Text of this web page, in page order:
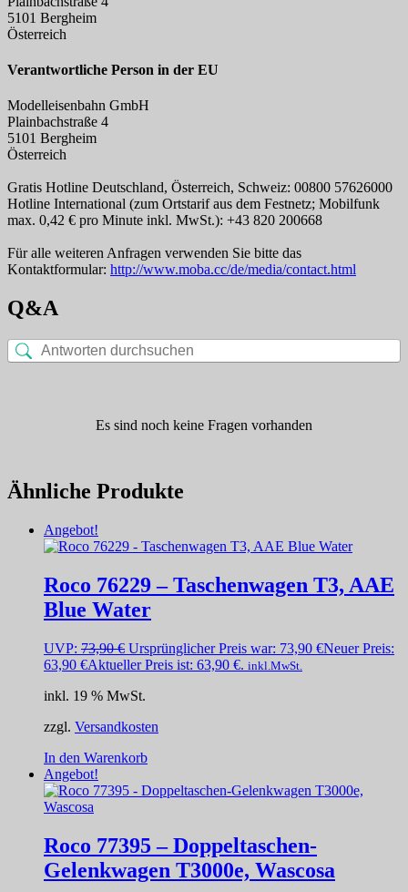
5101 Bergheim
Österreich
Verantwortliche Person in der EU
Modelleisenbahn GmbH
Plainbachstraße 4
5101 Bergheim
Österreich
Gratis Hotline Deutschland, Österreich, Schweiz: 00800 57626000
Hotline International (zum Ortstarif aus dem Festnetz; Mobilfunk
max. 0,42 € pro Minute inkl. MwSt.): +43 820 200668
Für alle weiteren Anfragen verwenden Sie bitte das
Kontaktformular: http://www.moba.cc/de/media/contact.html
Q&A
Es sind noch keine Fragen vorhanden
Ähnliche Produkte
Angebot!
Roco 76229 – Taschenwagen T3, AAE
Blue Water
UVP: 73,90€ Ursprünglicher Preis war: 73,90 €Neuer Preis:
63,90 €Aktueller Preis ist: 63,90 €. inkl.MwSt.
inkl. 19 % MwSt.
zzgl. Versandkosten
In den Warenkorb
Angebot!
Roco 77395 – Doppeltaschen-
Gelenkwagen T3000e, Wascosa